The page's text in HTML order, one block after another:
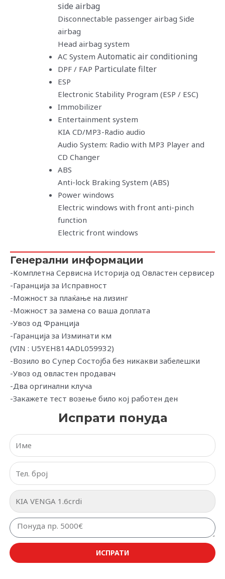
side airbag
Disconnectable passenger airbag Side
airbag
Head airbag system
AC System Automatic air conditioning
DPF / FAP Particulate filter
ESP
Electronic Stability Program (ESP / ESC)
Immobilizer
Entertainment system
KIA CD/MP3-Radio audio
Audio System: Radio with MP3 Player and
CD Changer
ABS
Anti-lock Braking System (ABS)
Power windows
Electric windows with front anti-pinch
function
Electric front windows
Генерални информации
-Комплетна Сервисна Историја од Овластен сервисер
-Гаранција за Исправност
-Можност за плаќање на лизинг
-Можност за замена со ваша доплата
-Увоз од Франција
-Гаранција за Изминати км
(VIN : U5YEH814ADL059932)
-Возило во Супер Состојба без никакви забелешки
-Увоз од овластен продавач
-Два оргинални клуча
-Закажете тест возење било кој работен ден
Испрати понуда
ИСПРАТИ